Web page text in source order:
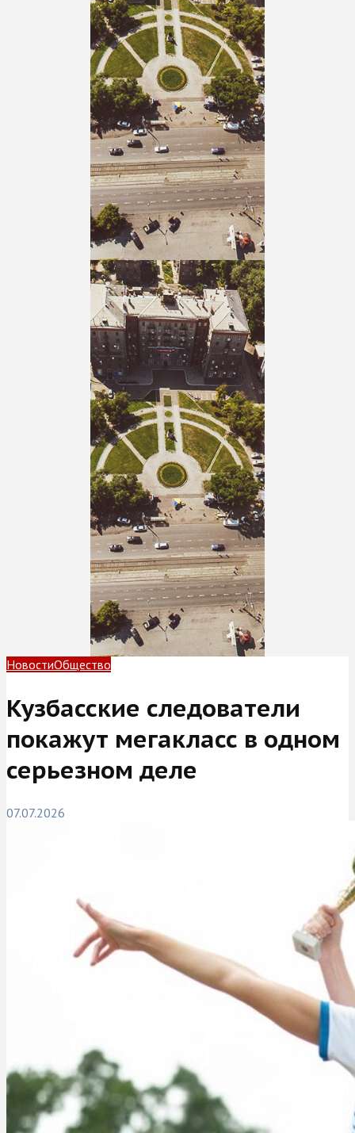
НовостиОбщество
Кузбасские следователи
покажут мегакласс в одном
серьезном деле
07.07.2026